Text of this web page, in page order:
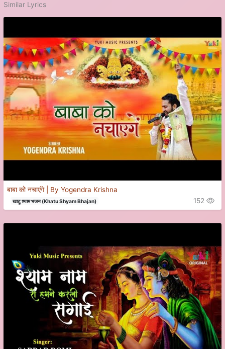
Similar Lyrics
बाबा को नचाएंगे | By Yogendra Krishna
खाटू श्याम भजन (Khatu Shyam Bhajan) 152